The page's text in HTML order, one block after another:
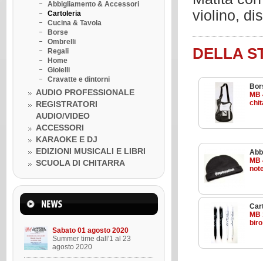
Abbigliamento & Accessori
Cartoleria
Cucina & Tavola
Borse
Ombrelli
Regali
Home
Gioielli
Cravatte e dintorni
AUDIO PROFESSIONALE
REGISTRATORI
AUDIO/VIDEO
ACCESSORI
KARAOKE E DJ
EDIZIONI MUSICALI E LIBRI
SCUOLA DI CHITARRA
Venerdì 10 luglio 2020
LA BOTTEGA DELLA MUSICA
INCONTRA...I GRANDI DELLA
MUSICA
Venerdì 10 luglio 2020
Lezione ukulele in Omaggio
Mercoledì 22 marzo 2023
Suono l'ukulele in 8 lezioni
Sabato 01 agosto 2020
Summer time dall'1 al 23
agosto 2020
violino,
DELLA
MB
MB